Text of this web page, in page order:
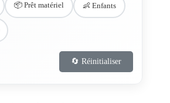
📦 Prêt matériel 👶 Enfants
🔄 Réinitialiser